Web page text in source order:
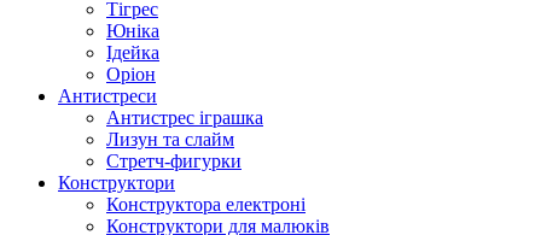
Тігрес
Юніка
Ідейка
Оріон
Антистреси
Антистрес іграшка
Лизун та слайм
Стретч-фигурки
Конструктори
Конструктора електроні
Конструктори для малюків